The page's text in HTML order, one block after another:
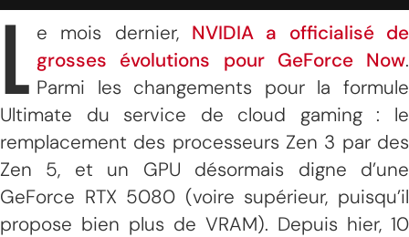
L e mois dernier, NVIDIA a officialisé de
grosses évolutions pour GeForce Now.
Parmi les changements pour la formule
Ultimate du service de cloud gaming : le
remplacement des processeurs Zen 3 par des
Zen 5, et un GPU désormais digne d’une
GeForce RTX 5080 (voire supérieur, puisqu’il
propose bien plus de VRAM). Depuis hier, 10